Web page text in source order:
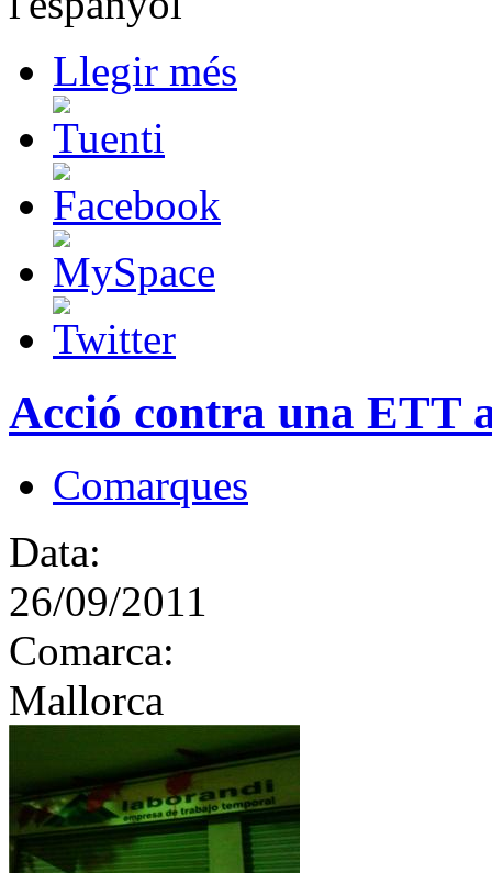
Llegir més
Acció contra una ETT
Comarques
Data:
26/09/2011
Comarca:
Mallorca